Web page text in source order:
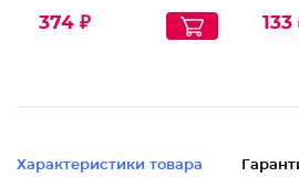
гиалуроновой
374 ₽ 133
Характеристики товара